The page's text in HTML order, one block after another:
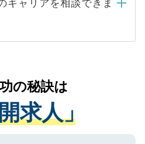
に依頼するケースが増え
アップおよび転職活動の
いたします。お預かりし
人データはご本人の許可
り扱いについての厳密な
た事業者のみに付与され
マークを取得済みです。
個人情報は、SSL（デー
キャリアを相談できま
の医療機関の状況や紹介
ら、適切なアドバイスを
す。すぐにご転職をされ
的なサポートが可能です
録ください。
の秘訣は
求人」